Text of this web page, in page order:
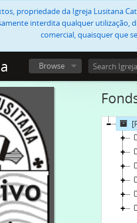
propriedade da Igreja Lusitana
interdita qualquer utilização,
comercial, quaisquer que
Browse